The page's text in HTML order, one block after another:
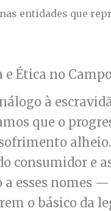
entidades que
e Ética no
à
que o
consumidor e
esses nomes —
o básico da